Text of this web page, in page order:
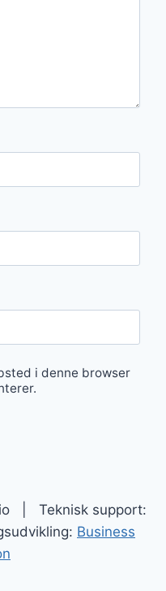
i denne browser
| Teknisk support:
Business